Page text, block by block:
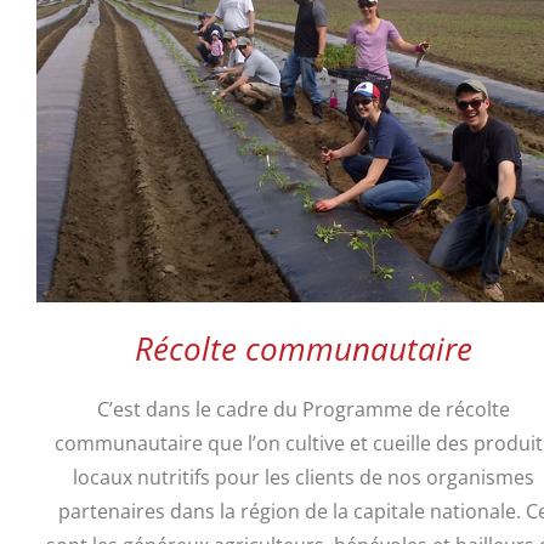
Récolte communautaire
C’est dans le cadre du Programme de récolte
communautaire que l’on cultive et cueille des
locaux nutritifs pour les clients de nos organismes
partenaires dans la région de la capitale nationale.